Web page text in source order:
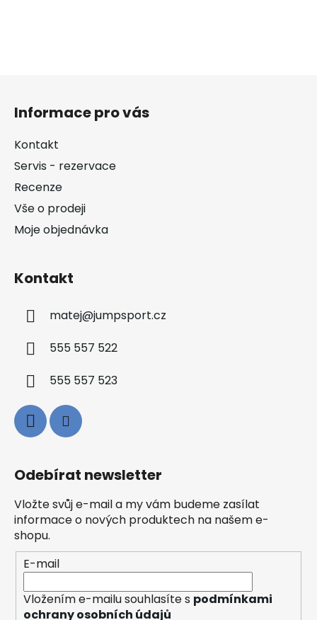
Informace pro vás
Kontakt
Servis - rezervace
Recenze
Vše o prodeji
Moje objednávka
Kontakt
matej@jumpsport.cz
555 557 522
555 557 523
Odebírat newsletter
Vložte svůj e-mail a my vám budeme zasílat
informace o nových produktech na našem e-
shopu.
E-mail
Vložením e-mailu souhlasíte s podmínkami
ochrany osobních údajů